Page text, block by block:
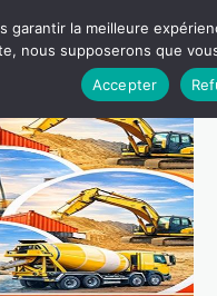
garantir la meilleure
nous supposerons que
Accepter